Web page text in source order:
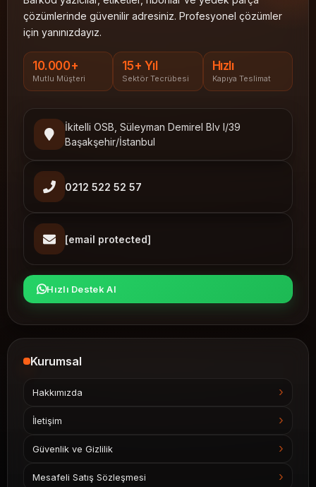
çözümlerinde güvenilir adresiniz. Profesyonel çözümler
için yanınızdayız.
10.000+
Mutlu Müşteri
15+ Yıl
Sektör Tecrübesi
Hızlı
Kapıya Teslimat
İkitelli OSB, Süleyman Demirel Blv I/39
Başakşehir/İstanbul
0212 522 52 57
[email protected]
Hızlı Destek Al
Kurumsal
Hakkımızda
İletişim
Güvenlik ve Gizlilik
Mesafeli Satış Sözleşmesi